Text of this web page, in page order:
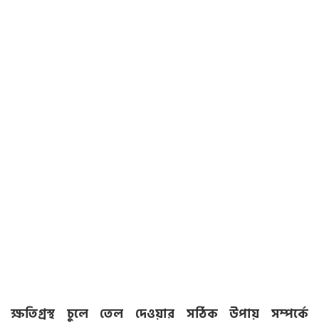
ক্ষতিগ্রস্থ চুলে তেল দেওয়ার সঠিক উপায় সম্পর্কে